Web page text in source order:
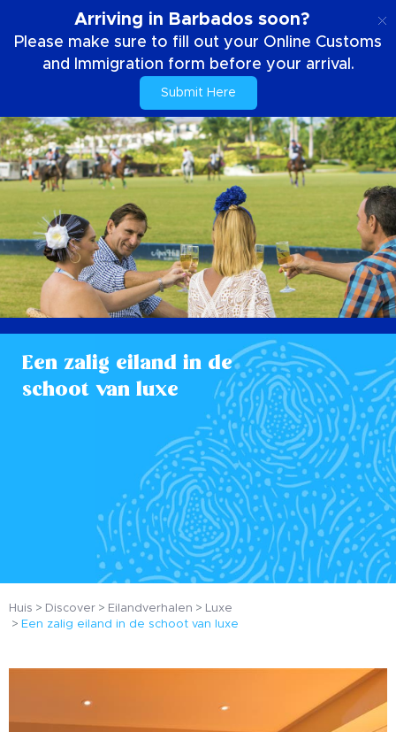
Arriving in Barbados soon?
Please make sure to fill out your Online Customs
and Immigration form before your arrival.
Submit Here
Een zalig eiland in de
schoot van luxe
Huis Discover Eilandverhalen
Luxe
Een zalig eiland in de schoot van luxe